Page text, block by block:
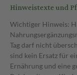
Hinweistexte und
Wichtiger Hinweis:
Tag darf nicht
sind kein Ersatz für
Ernährung und eine